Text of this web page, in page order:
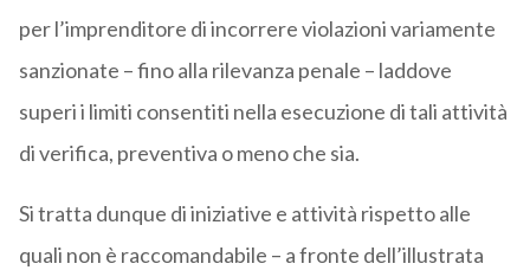
per l’imprenditore di incorrere violazioni variamente
sanzionate – fino alla rilevanza penale – laddove
superi i limiti consentiti nella esecuzione di tali attività
di verifica, preventiva o meno che sia.
Si tratta dunque di iniziative e attività rispetto alle
quali non è raccomandabile – a fronte dell’illustrata